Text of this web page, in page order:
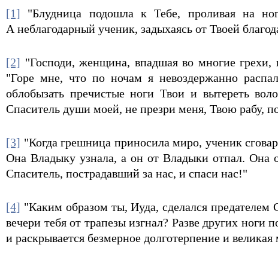
[1] "Блудница подошла к Тебе, проливая на
А неблагодарный ученик, задыхаясь от Твоей
[2] "Господи, женщина, впадшая во многие
"Горе мне, что по ночам я невоздержанно
облобызать пречистые ноги Твои и вытереть
Спаситель души моей, не презри меня, Твою рабу,
[3] "Когда грешница приносила миро, ученик
Она Владыку узнала, а он от Владыки отпал. Она
Спаситель, пострадавший за нас, и спаси нас!"
[4] "Каким образом ты, Иуда, сделался предателем
вечери тебя от трапезы изгнал? Разве других
и раскрывается безмерное долготерпение и